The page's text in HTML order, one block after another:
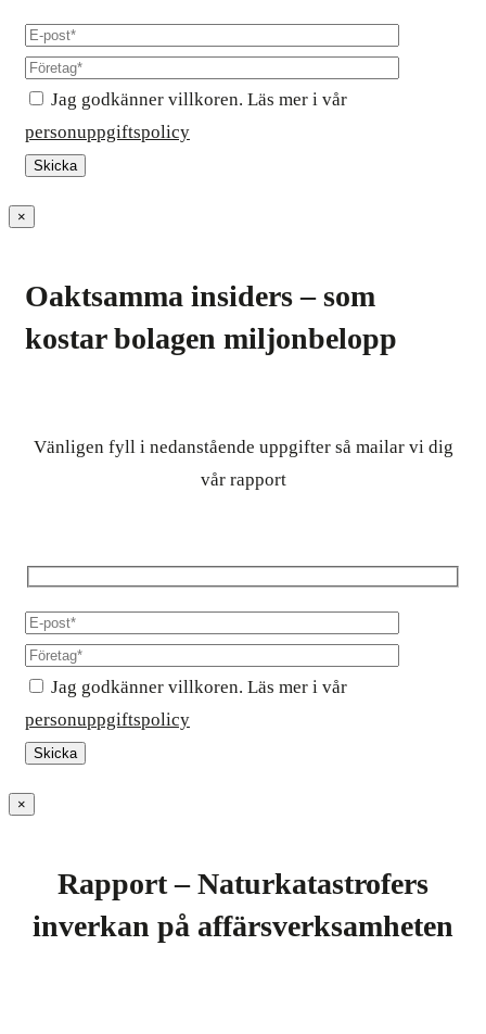
Jag godkänner villkoren. Läs mer i vår
personuppgiftspolicy
×
Oaktsamma insiders – som
kostar bolagen miljonbelopp
Vänligen fyll i nedanstående uppgifter så mailar vi dig
vår rapport
Jag godkänner villkoren. Läs mer i vår
personuppgiftspolicy
×
Rapport – Naturkatastrofers
inverkan på affärsverksamheten